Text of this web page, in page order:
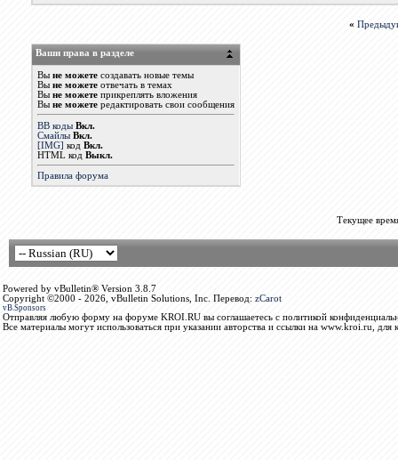
«
Ваши права в разделе
Вы не можетесоздавать новые темы
Вы не можетеотвечать в темах
Вы не можетеприкреплять вложения
Вы не можетередактировать свои сообщения
BB коды Вкл.
Смайлы Вкл.
[IMG] код Вкл.
HTML код Выкл.
Правила форума
Текущее
Powered by vBulletin® Version 3.8.7
Copyright ©2000 - 2026, vBulletin Solutions, Inc. Перевод: zCarot
vB.Sponsors
Отправляя любую форму на форуме KROI.RU вы соглашаетесь с политикой
Все материалы могут использоваться при указании авторства и ссылки на www.kroi.ru, для